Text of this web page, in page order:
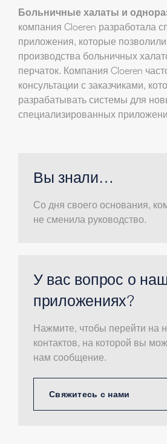
Больничные халаты и
компания Cloeren разработала
приложения, которые
производства больничных
перчаток. Компания Cloeren
консультации с заказчиками,
разрабатывать системы для
специализированных
Вы знали…
Со дня своего основания,
не сменила руководство.
У вас вопрос о
приложениях?
Нажмите, чтобы перейти на
контактов, на которой вы
нам сообщение.
Свяжитесь с нами